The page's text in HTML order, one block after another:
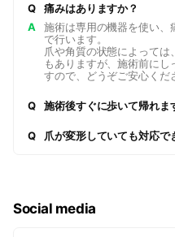
ション使用♪：¥4,000 (税込) 超高
濃度11種類の幹細胞炭酸泡ローシ
ョンを使った【ヘッドマッサー
ジ】☆頭皮の血流促進と共にソフ
トなタッチで寝落ちする気持ち良
さを体感♪ ◆【アイトレ30分：改
善コース】視力低下が気になる
方！眼筋トレーニングでトラブル
改善：¥11,000 (税込) 【視力低下
が気になる方】眼の筋肉を鍛える
ます(^^♪ ◆【アイトレ：30分8回
コース】視力低下とトラブルが気
Q
痛みはありますか？
A
施術は専用の機器を使い、
で行います。
爪や角質の状態によっては
もありますが、施術前にし
すので、どうぞご安心くだ
Q 施術後すぐに歩いて帰れま
Q 爪が変形していても対応で
Social media